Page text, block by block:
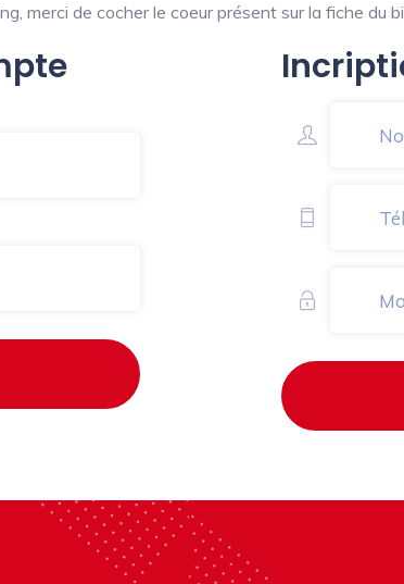
merci de cocher le coeur présent sur la fiche du